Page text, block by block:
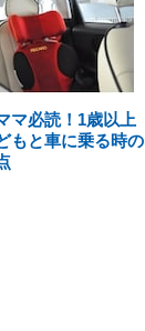
マ必読！1歳以上
もと車に乗る時の